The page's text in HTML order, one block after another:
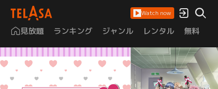
Watch now
見放題 ランキング ジャンル レンタル 無料